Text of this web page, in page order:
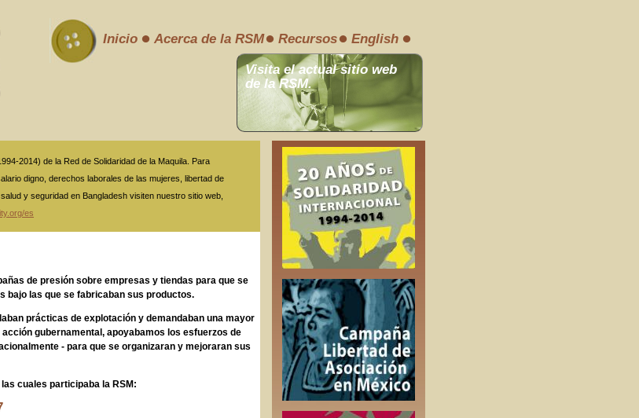
Inicio Acerca de la RSM Recursos English
Visita el actual sitio web
de la RSM.
2014) de la Red de Solidaridad de la Maquila. Para
digno, derechos laborales de las mujeres, libertad de
y seguridad en Bangladesh visiten nuestro sitio web,
es
de presión sobre empresas y tiendas para que se
bajo las que se fabricaban sus productos.
prácticas de explotación y demandaban una mayor
gubernamental, apoyabamos los esfuerzos de
- para que se organizaran y mejoraran sus
las cuales participaba la RSM: